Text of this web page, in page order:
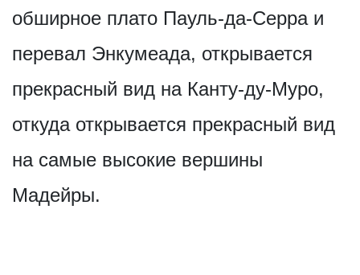
обширное плато Пауль-да-Серра и
перевал Энкумеада, открывается
прекрасный вид на Канту-ду-Муро,
откуда открывается прекрасный вид
на самые высокие вершины
Мадейры.